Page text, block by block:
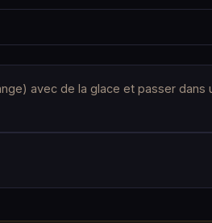
avec de la glace et passer dans